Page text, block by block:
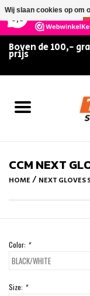
Boven de 100,-
prijs
Home
FITNESS & ULTIMATE SHAPE
Schaatsen
CCM NEXT
HOME / NEXT GLOVES
Color: *
Size: *
Wij slaan cookies op om